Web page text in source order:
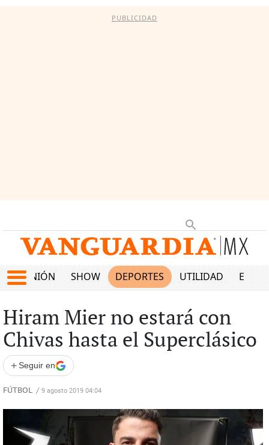
PUBLICIDAD
OPINIÓN SHOW DEPORTES UTILIDAD
Hiram Mier no estará con
Chivas hasta el Superclásico
+ Seguir en
FÚTBOL / 9 agosto 2019 04:04